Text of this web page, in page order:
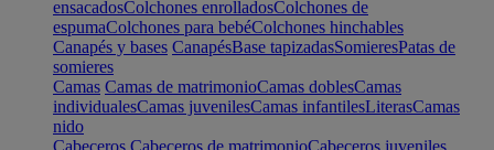
ensacadosColchones enrolladosColchones de
espumaColchones para bebéColchones hinchables
Canapés y bases CanapésBase tapizadasSomieresPatas de
somieres
Camas Camas de matrimonioCamas doblesCamas
individualesCamas juvenilesCamas infantilesLiterasCamas
nido
Cabeceros Cabeceros de matrimonioCabeceros juveniles